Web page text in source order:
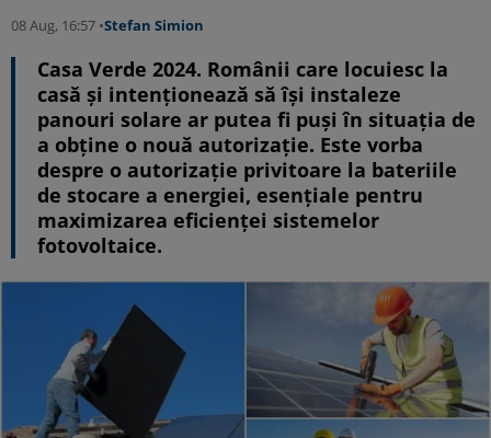
08 Aug, 16:57 •Stefan Simion
Casa Verde 2024. Românii care locuiesc la
casă și intenționează să își instaleze
panouri solare ar putea fi puși în situația de
a obține o nouă autorizație. Este vorba
despre o autorizație privitoare la bateriile
de stocare a energiei, esențiale pentru
maximizarea eficienței sistemelor
fotovoltaice.